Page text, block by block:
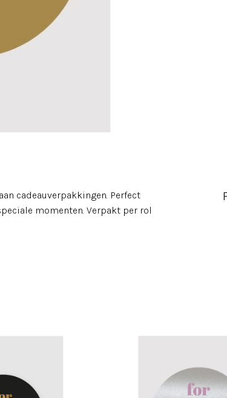
cadeauverpakkingen. Perfect
momenten. Verpakt per rol